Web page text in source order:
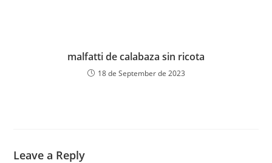
malfatti de calabaza sin ricota
18 de September de 2023
Leave a Reply